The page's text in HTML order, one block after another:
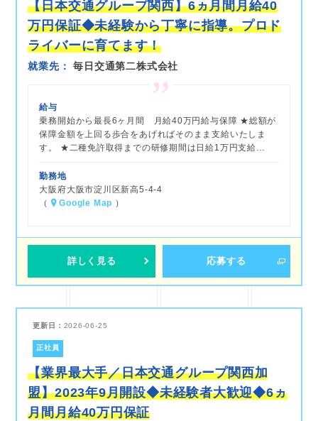
【日本交通グループ関西】6ヵ月間月給40
万円保証◆未経験から丁寧に指導。プロド
ライバーに育てます！
就業先 毎日交通第二株式会社
給与
乗務開始から最長6ヶ月間 月給40万円給与保障 ★総額が
保障金額を上回る歩合をあげればそのまま支給いたしま
す。 ★二種免許取得までの研修期間は日給1万円支給…
勤務地
大阪府大阪市淀川区新高5-4-4
（
Google Map ）
詳しく見る 応募する
更新日： 2026-06-25
正社員
【業界最大手／日本交通グループ関西加
盟】2023年9月開設◆未経験者大歓迎◆6ヵ
月間月給40万円保証